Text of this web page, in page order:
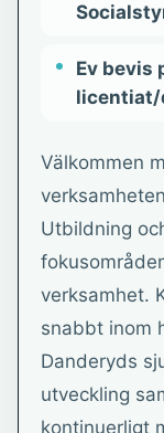
Ev bevis
licentiat/
Välkommen
Utbildning
verksamhet.
snabbt inom
Danderyds
utveckling
kontinuerligt